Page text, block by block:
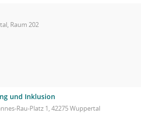
Raum 202
und Inklusion
Rau-Platz 1, 42275 Wuppertal